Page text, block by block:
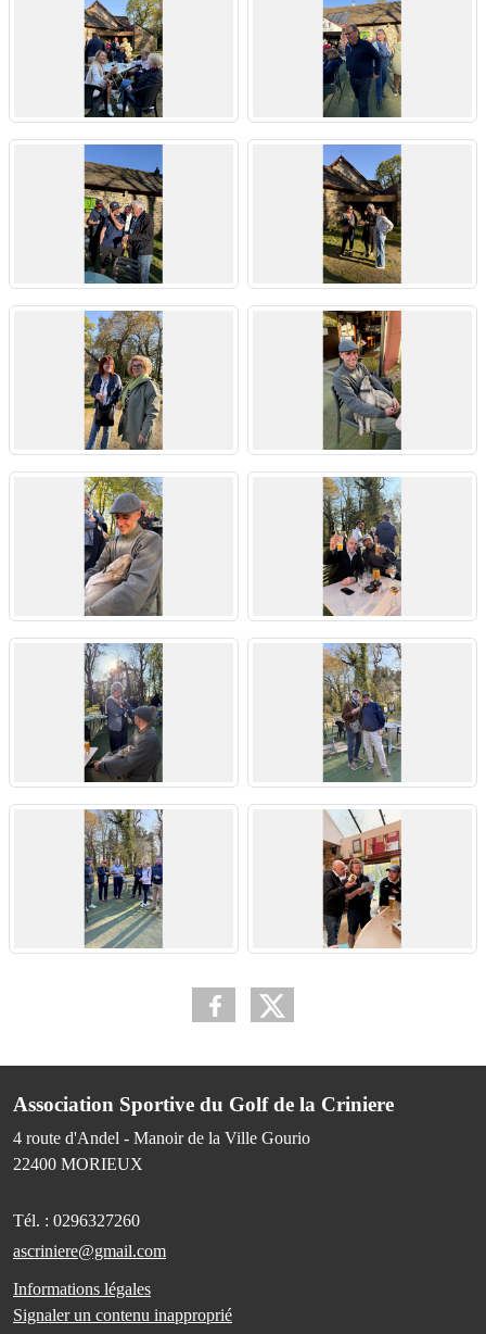
Association Sportive du Golf de la Criniere
4 route d'Andel - Manoir de la Ville Gourio
22400 MORIEUX
Tél. : 0296327260
ascriniere@gmail.com
Informations légales
Signaler un contenu inapproprié